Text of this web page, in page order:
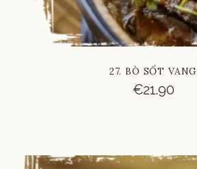
27. BÒ SỐT VANG
€21.90